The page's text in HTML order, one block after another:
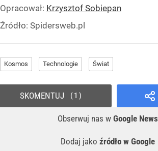
Opracował: Krzysztof Sobiepan
Źródło: Spidersweb.pl
Kosmos Technologie Świat
Obserwuj nas w Google News
Dodaj jako źródło w Google
SKOMENTUJ 1